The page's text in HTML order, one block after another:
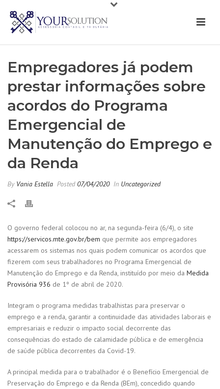
Empregadores já podem
prestar informações sobre
acordos do Programa
Emergencial de
Manutenção do Emprego e
da Renda
By Vania Estella Posted07/04/2020 In Uncategorized
O governo federal colocou no ar, na segunda-feira (6/4), o site
https://servicos.mte.gov.br/bem que permite aos empregadores
acessarem os sistemas nos quais podem comunicar os acordos que
fizerem com seus trabalhadores no Programa Emergencial de
Manutenção do Emprego e da Renda, instituído por meio da Medida
Provisória 936 de 1º de abril de 2020.
Integram o programa medidas trabalhistas para preservar o
emprego e a renda, garantir a continuidade das atividades laborais e
empresariais e reduzir o impacto social decorrente das
consequências do estado de calamidade pública e de emergência
de saúde pública decorrentes da Covid-19.
A principal medida para o trabalhador é o Benefício Emergencial de
Preservação do Emprego e da Renda (BEm), concedido quando